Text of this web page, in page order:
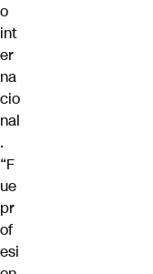
o
int
er
na
cio
nal
.
“F
ue
pr
of
esi